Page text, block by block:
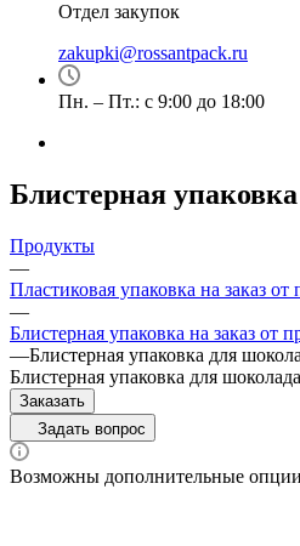
Отдел закупок
zakupki@rossantpack.ru
Пн. – Пт.: с 9:00 до 18:00
Блистерная
Продукты
—
Пластиковая упаковка на заказ от
—
Блистерная упаковка на заказ от
—Блистерная упаковка для
Блистерная упаковка для шоколада
Заказать
Задать вопрос
Возможны дополнительные опции